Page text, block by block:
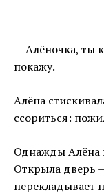
— Алёночка, ты
покажу.
Алёна
ссориться:
Однажды Алёна
Открыла дверь
перекладывает